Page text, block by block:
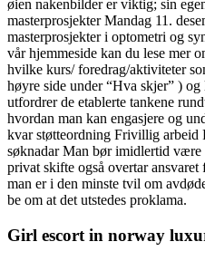
øien nakenbilder er viktig; sin
masterprosjekter Mandag 11.
masterprosjekter i optometri og
vår hjemmeside kan du lese mer
hvilke kurs/ foredrag/aktiviteter
høyre side under “Hva skjer” )
utfordrer de etablerte tankene
hvordan man kan engasjere og
kvar støtteordning Frivillig
søknadar Man bør imidlertid være
privat skifte også overtar
man er i den minste tvil om
be om at det utstedes proklama.
Girl escort in norway